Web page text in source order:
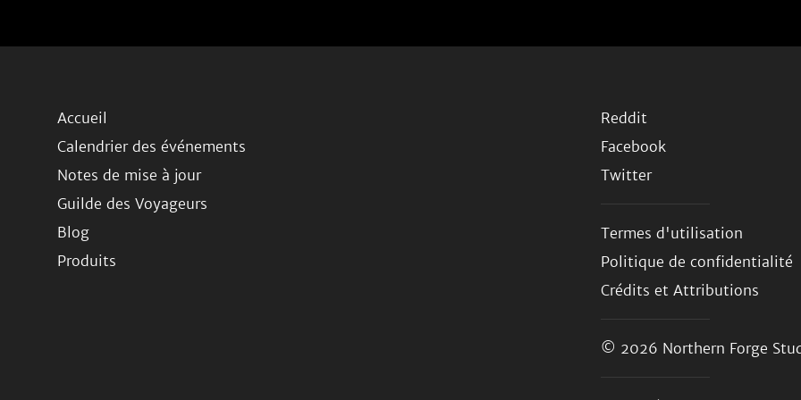
Accueil
Calendrier des événements
Notes de mise à jour
Guilde des Voyageurs
Blog
Produits
Reddit
Facebook
Twitter
Termes d'utilisation
Politique de confidentialité
Crédits et Attributions
© 2026 Northern Forge